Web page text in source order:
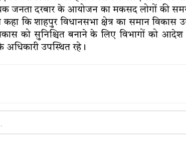
जनता दरबार के आयोजन का मकसद लोगों की
कि शाहपुर विधानसभा क्षेत्र का समान विकास
को सुनिश्चित बनाने के लिए विभागों को
अधिकारी उपस्थित रहे।